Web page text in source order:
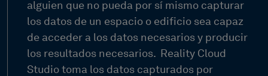
alguien que no pueda por sí mismo capturar
los datos de un espacio o edificio sea capaz
de acceder a los datos necesarios y producir
los resultados necesarios.
Reality Cloud
Studio toma los datos capturados por